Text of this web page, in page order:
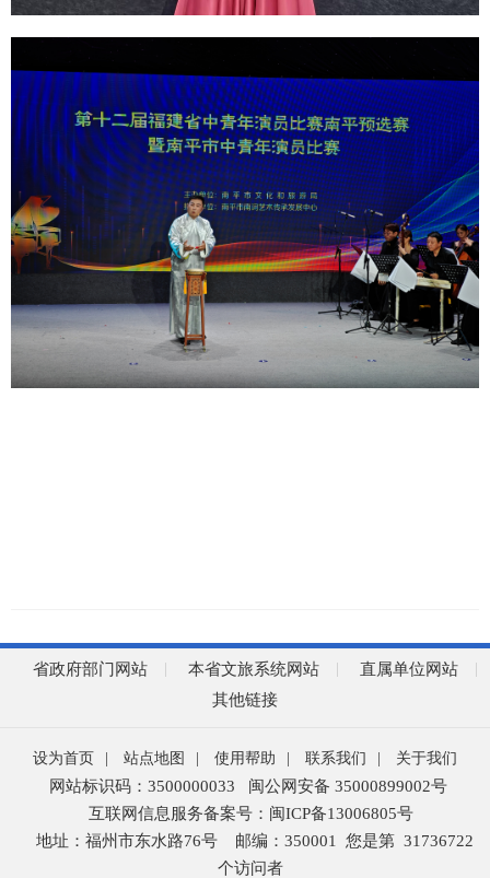
省政府部门网站 本省文旅系统网站
直属单位网站
其他链接
设为首页 站点地图 使用帮助 联系我们 关于我们
网站标识码：3500000033
闽公网安备 35000899002号
互联网信息服务备案号：闽ICP备13006805号
地址：福州市东水路76号
邮编：350001 您是第 31736722
个访问者